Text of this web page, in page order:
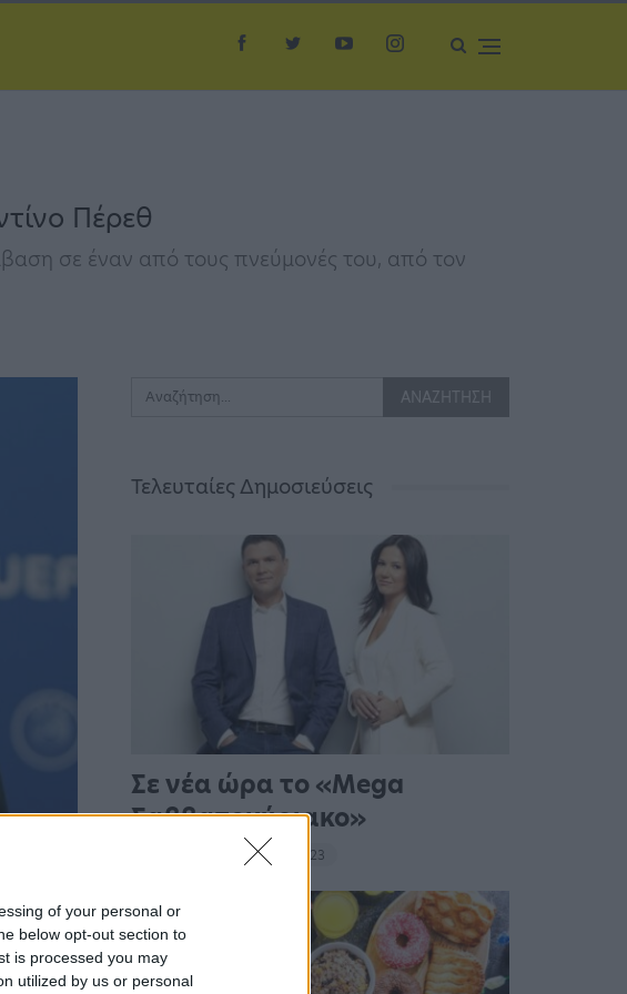
of your personal or
below opt-out section to
is processed you may
utilized by us or personal
Πέρεθ
σε έναν από τους πνεύμονές του, από τον
Τελευταίες Δημοσιεύσεις
Σε νέα ώρα το «Mega
Σαββατοκύριακο»
20:14 - 15 Σεπτεμβρίου 2023